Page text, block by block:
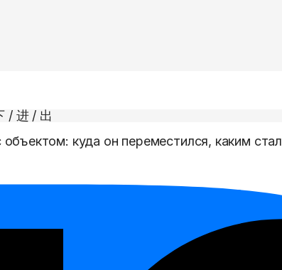
/ 进 / 出
куда он переместился, каким стал